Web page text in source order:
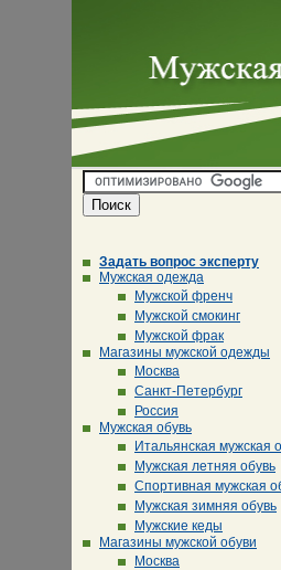
Задать вопрос эксперту
Мужская одежда
Мужской френч
Мужской смокинг
Мужской фрак
Магазины мужской одежды
Москва
Санкт-Петербург
Россия
Мужская обувь
Итальянская мужская
Мужская летняя обувь
Спортивная мужская
Мужская зимняя обувь
Мужские кеды
Магазины мужской обуви
Москва